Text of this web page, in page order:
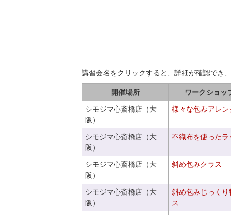
講習会名をクリックすると、詳細が確認でき
開催場所 ワークショッ
シモジマ心斎橋店（大
阪）
様々な包みアレン
シモジマ心斎橋店（大
阪）
不織布を使ったラ
シモジマ心斎橋店（大
阪）
斜め包みクラス
シモジマ心斎橋店（大
阪）
斜め包みじっくり
ス